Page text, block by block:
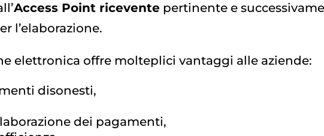
Access Point ricevente pertinente e
l’elaborazione.
elettronica offre molteplici vantaggi alle aziende:
disonesti,
dei pagamenti,